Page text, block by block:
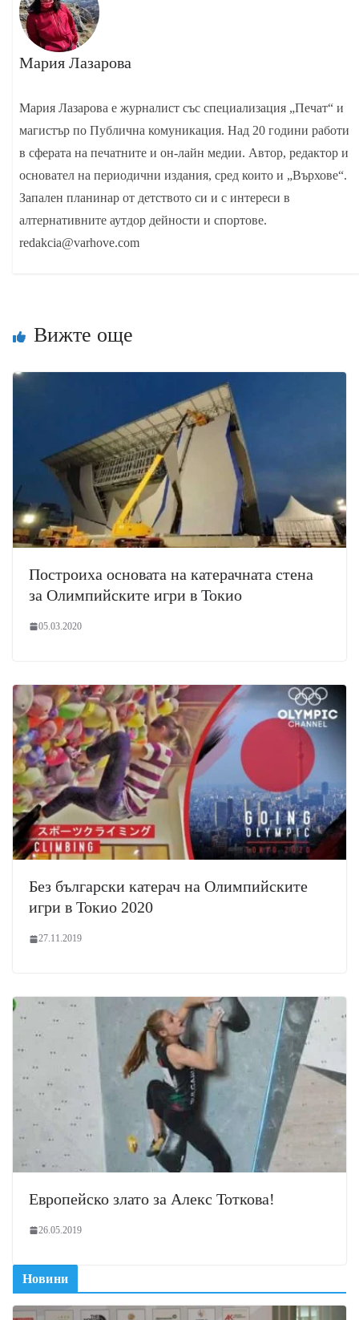
Мария Лазарова
Мария Лазарова е журналист със специализация „Печат“ и
магистър по Публична комуникация. Над 20 години работи
в сферата на печатните и он-лайн медии. Автор, редактор и
основател на периодични издания, сред които и „Върхове“.
Запален планинар от детството си и с интереси в
алтернативните аутдор дейности и спортове.
redakcia@varhove.com
Вижте още
Построиха основата на катерачната стена
за Олимпийските игри в Токио
05.03.2020
Без български катерач на Олимпийските
игри в Токио 2020
27.11.2019
Европейско злато за Алекс Тоткова!
26.05.2019
Новини